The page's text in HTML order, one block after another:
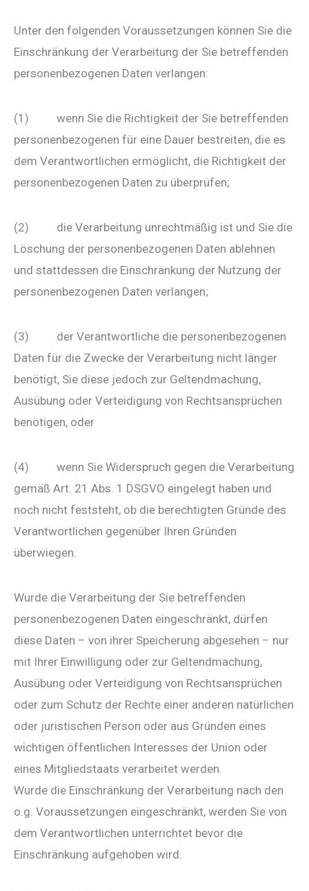
Unter den folgenden Voraussetzungen können Sie die
Einschränkung der Verarbeitung der Sie betreffenden
personenbezogenen Daten verlangen:
(1) wenn Sie die Richtigkeit der Sie betreffenden
personenbezogenen für eine Dauer bestreiten, die es
dem Verantwortlichen ermöglicht, die Richtigkeit der
personenbezogenen Daten zu überprüfen;
(2) die Verarbeitung unrechtmäßig ist und Sie die
Löschung der personenbezogenen Daten ablehnen
und stattdessen die Einschränkung der Nutzung der
personenbezogenen Daten verlangen;
(3) der Verantwortliche die personenbezogenen
Daten für die Zwecke der Verarbeitung nicht länger
benötigt, Sie diese jedoch zur Geltendmachung,
Ausübung oder Verteidigung von Rechtsansprüchen
benötigen, oder
(4) wenn Sie Widerspruch gegen die Verarbeitung
gemäß Art. 21 Abs. 1 DSGVO eingelegt haben und
noch nicht feststeht, ob die berechtigten Gründe des
Verantwortlichen gegenüber Ihren Gründen
überwiegen.
Wurde die Verarbeitung der Sie betreffenden
personenbezogenen Daten eingeschränkt, dürfen
diese Daten – von ihrer Speicherung abgesehen – nur
mit Ihrer Einwilligung oder zur Geltendmachung,
Ausübung oder Verteidigung von Rechtsansprüchen
oder zum Schutz der Rechte einer anderen natürlichen
oder juristischen Person oder aus Gründen eines
wichtigen öffentlichen Interesses der Union oder
eines Mitgliedstaats verarbeitet werden.
Wurde die Einschränkung der Verarbeitung nach den
o.g. Voraussetzungen eingeschränkt, werden Sie von
dem Verantwortlichen unterrichtet bevor die
Einschränkung aufgehoben wird.